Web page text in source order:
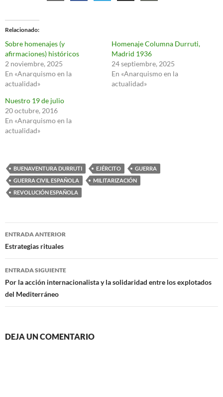
Relacionado
Sobre homenajes (y
afirmaciones) históricos
2 noviembre, 2025
En «Anarquismo en la
actualidad»
Homenaje Columna Durruti,
Madrid 1936
24 septiembre, 2025
En «Anarquismo en la
actualidad»
Nuestro 19 de julio
20 octubre, 2016
En «Anarquismo en la
actualidad»
BUENAVENTURA DURRUTI EJÉRCITO
GUERRA
GUERRA CIVIL ESPAÑOLA
MILITARIZACIÓN
REVOLUCIÓN ESPAÑOLA
Navegación
de
entradas
ENTRADA ANTERIOR
Estrategias rituales
ENTRADA SIGUIENTE
Por la acción internacionalista y la solidaridad entre los explotados
del Mediterráneo
DEJA UN COMENTARIO